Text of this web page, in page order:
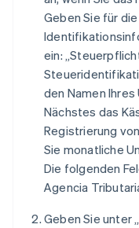
Geben Sie für
ein:
den Namen
Nächstes das
Registrierung
Sie monatliche
Die folgenden
Agencia
Geben Sie unter